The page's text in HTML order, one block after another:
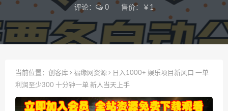
评论：
0 售价：￥1
当前位置： 创客库 福缘网资源
日入1000+ 娱乐项目新风口 一单
利润至少300 十分钟一单 新人当天上手